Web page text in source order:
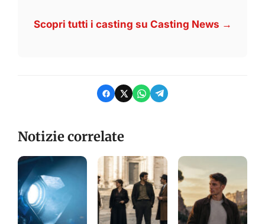
Scopri tutti i casting su Casting News →
Notizie correlate